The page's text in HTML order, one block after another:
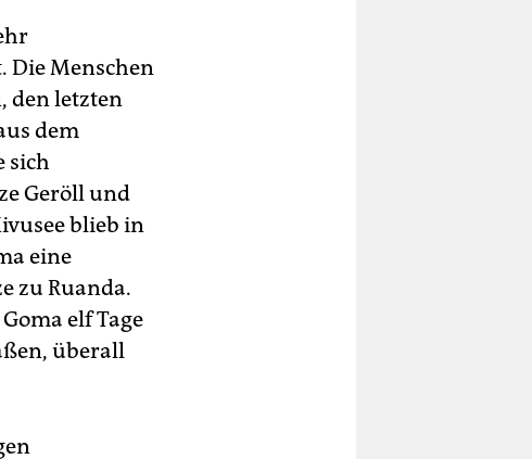
Die Menschen
den letzten
dem
sich
Geröll und
blieb in
eine
zu Ruanda.
elf Tage
überall